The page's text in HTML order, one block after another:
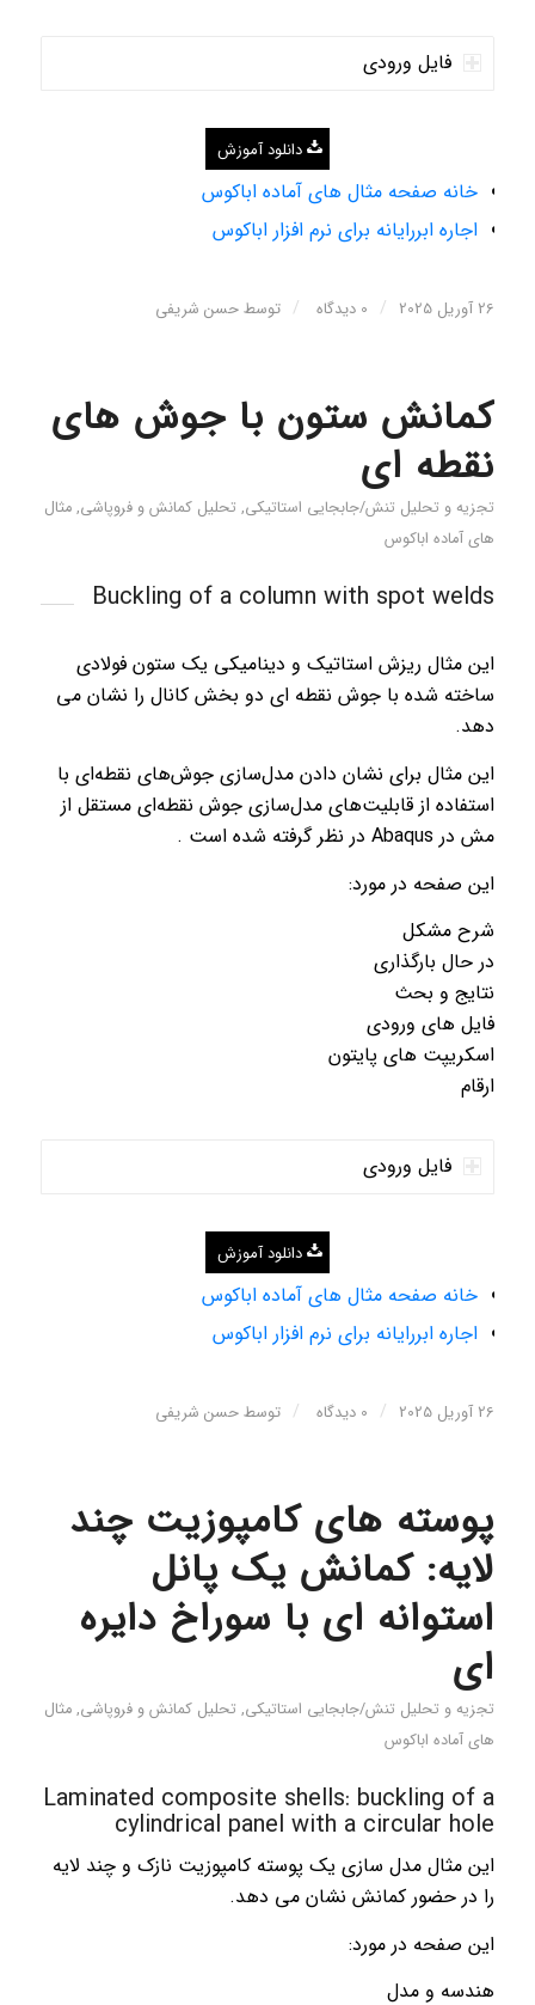
فایل ورودی
دانلود آموزش
خانه صفحه مثال های آماده اباکوس
اجاره ابررایانه برای نرم افزار اباکوس
26 آوریل 2025 / 0 دیدگاه / توسطحسن شریفی
کمانش ستون با جوش های
نقطه ای
تجزیه و تحلیل تنش/جابجایی استاتیکی, تحليل كمانش و فروپاشی, مثال
های آماده اباکوس
Buckling of a column with spot welds
این مثال ریزش استاتیک و دینامیکی یک ستون فولادی
ساخته شده با جوش نقطه ای دو بخش کانال را نشان می
دهد.
این مثال برای نشان دادن مدل‌سازی جوش‌های نقطه‌ای با
استفاده از قابلیت‌های مدل‌سازی جوش نقطه‌ای مستقل از
مش در Abaqus در نظر گرفته شده است .
این صفحه در مورد:
شرح مشکل
در حال بارگذاری
نتایج و بحث
فایل های ورودی
اسکریپت های پایتون
ارقام
فایل ورودی
دانلود آموزش
خانه صفحه مثال های آماده اباکوس
اجاره ابررایانه برای نرم افزار اباکوس
26 آوریل 2025 / 0 دیدگاه / توسطحسن شریفی
پوسته های کامپوزیت چند
لایه: کمانش یک پانل
استوانه ای با سوراخ دایره
ای
تجزیه و تحلیل تنش/جابجایی استاتیکی, تحليل كمانش و فروپاشی, مثال
های آماده اباکوس
Laminated composite shells: buckling of a
cylindrical panel with a circular hole
این مثال مدل سازی یک پوسته کامپوزیت نازک و چند لایه
را در حضور کمانش نشان می دهد.
این صفحه در مورد:
هندسه و مدل